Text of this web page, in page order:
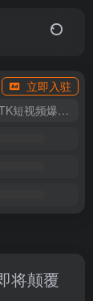
立即入驻
TK短视频爆款复刻
将颠覆